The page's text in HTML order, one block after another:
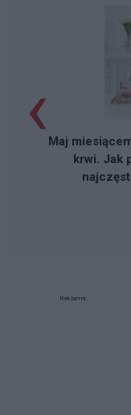
Maj
krwi. Jak
‹
Reklama: